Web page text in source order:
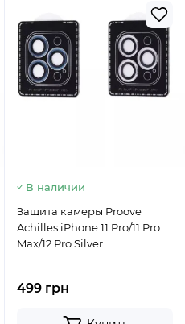
В наличии
Защита камеры Proove
Achilles iPhone 11 Pro/11 Pro
Max/12 Pro Silver
499 грн